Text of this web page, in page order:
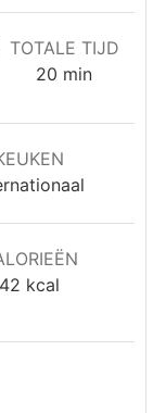
TOTALE TIJD
20 minuten
min
42 kcal